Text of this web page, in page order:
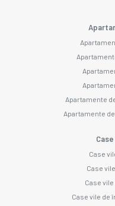
Apartamente
Apartamente
Case
Case
Case
Case vile de